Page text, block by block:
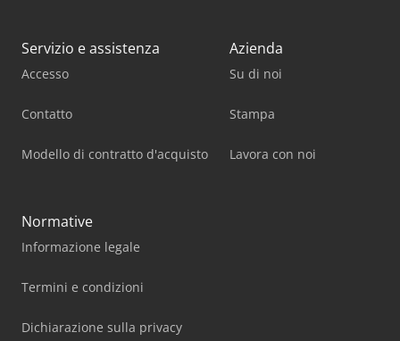
Servizio e assistenza
Accesso
Contatto
Modello di contratto d'acquisto
Azienda
Su di noi
Stampa
Lavora con noi
Normative
Informazione legale
Termini e condizioni
Dichiarazione sulla privacy